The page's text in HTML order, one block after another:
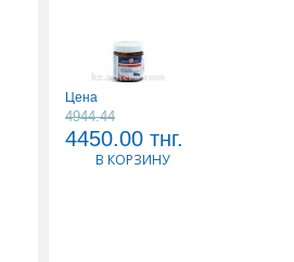
КАРДИОМАГНИЛ 0,075
N100 ТАБЛ
Цена
4944.44
4450.00 тнг.
В КОРЗИНУ